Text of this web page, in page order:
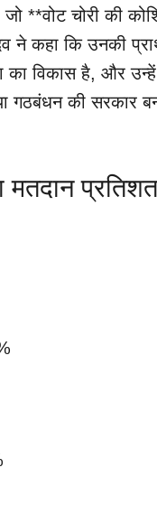
**वोट चोरी की
ने कहा कि उनकी
का विकास है, और उन्हें
गठबंधन की सरकार
प्रतिशत